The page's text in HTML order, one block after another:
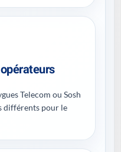
Telecom ou Sosh
différents pour le